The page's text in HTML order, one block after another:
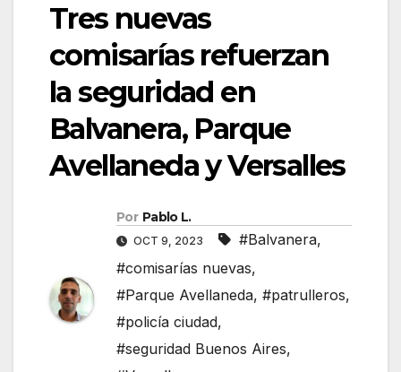
Tres nuevas
comisarías refuerzan
la seguridad en
Balvanera, Parque
Avellaneda y Versalles
Por Pablo L.
OCT 9, 2023 #Balvanera,
#comisarías nuevas,
#Parque Avellaneda, #patrulleros,
#policía ciudad,
#seguridad Buenos Aires,